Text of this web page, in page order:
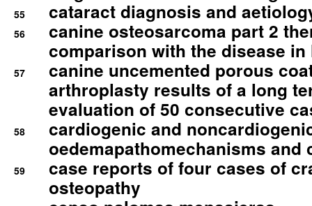
55 cataract diagnosis and
56
canine osteosarcoma part 2
comparison with the disease in
57
canine uncemented porous
arthroplasty results of a long
evaluation of 50 consecutive
58
cardiogenic and
oedemapathomechanisms and
59
case reports of four cases of
osteopathy